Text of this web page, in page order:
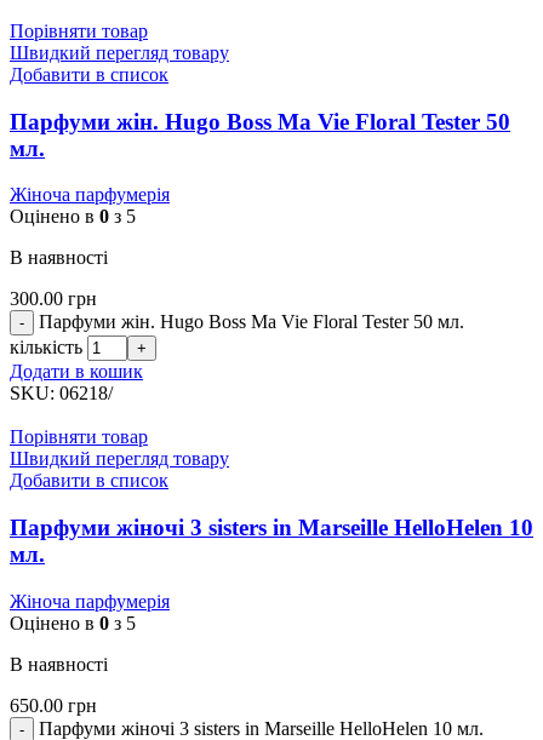
Порівняти товар
Швидкий перегляд товару
Добавити в список
Парфуми жін. Hugo Boss Ma Vie Floral Tester 50
мл.
Жіноча парфумерія
Оцінено в 0 з 5
В наявності
300.00 грн
Парфуми жін. Hugo Boss Ma Vie Floral Tester 50 мл.
кількість
Додати в кошик
SKU: 06218/
Порівняти товар
Швидкий перегляд товару
Добавити в список
Парфуми жіночі 3 sisters in Marseille HelloHelen 10
мл.
Жіноча парфумерія
Оцінено в 0 з 5
В наявності
650.00 грн
Парфуми жіночі 3 sisters in Marseille HelloHelen 10 мл.